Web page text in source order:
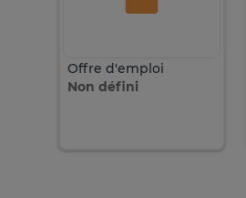
Offre d'emploi
Non défini